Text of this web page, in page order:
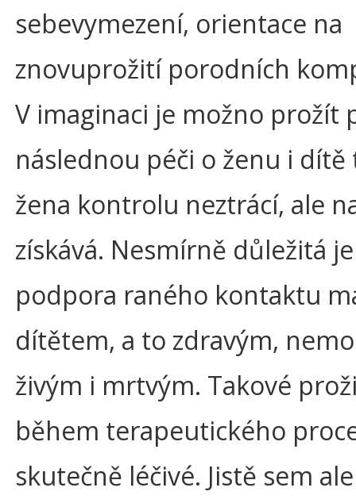
sebevymezení, orientace na
znovuprožití porodních
V imaginaci je možno prožít
následnou péči o ženu i dítě
žena kontrolu neztrácí, ale
získává. Nesmírně důležitá
podpora raného kontaktu
dítětem, a to zdravým,
živým i mrtvým. Takové
během terapeutického
skutečně léčivé. Jistě sem